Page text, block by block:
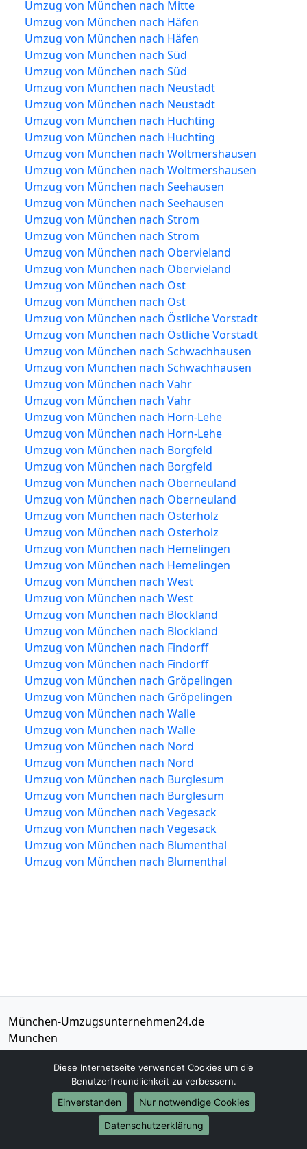
Umzug von München nach Mitte
Umzug von München nach Häfen
Umzug von München nach Häfen
Umzug von München nach Süd
Umzug von München nach Süd
Umzug von München nach Neustadt
Umzug von München nach Neustadt
Umzug von München nach Huchting
Umzug von München nach Huchting
Umzug von München nach Woltmershausen
Umzug von München nach Woltmershausen
Umzug von München nach Seehausen
Umzug von München nach Seehausen
Umzug von München nach Strom
Umzug von München nach Strom
Umzug von München nach Obervieland
Umzug von München nach Obervieland
Umzug von München nach Ost
Umzug von München nach Ost
Umzug von München nach Östliche Vorstadt
Umzug von München nach Östliche Vorstadt
Umzug von München nach Schwachhausen
Umzug von München nach Schwachhausen
Umzug von München nach Vahr
Umzug von München nach Vahr
Umzug von München nach Horn-Lehe
Umzug von München nach Horn-Lehe
Umzug von München nach Borgfeld
Umzug von München nach Borgfeld
Umzug von München nach Oberneuland
Umzug von München nach Oberneuland
Umzug von München nach Osterholz
Umzug von München nach Osterholz
Umzug von München nach Hemelingen
Umzug von München nach Hemelingen
Umzug von München nach West
Umzug von München nach West
Umzug von München nach Blockland
Umzug von München nach Blockland
Umzug von München nach Findorff
Umzug von München nach Findorff
Umzug von München nach Gröpelingen
Umzug von München nach Gröpelingen
Umzug von München nach Walle
Umzug von München nach Walle
Umzug von München nach Nord
Umzug von München nach Nord
Umzug von München nach Burglesum
Umzug von München nach Burglesum
Umzug von München nach Vegesack
Umzug von München nach Vegesack
Umzug von München nach Blumenthal
Umzug von München nach Blumenthal
München-Umzugsunternehmen24.de
München
01579-2482302
info@muenchen-umzugsunternehmen24.de
Öffnungszeiten:Mo - Sa: 08:00 - 18:30 Uhr
Diese Internetseite verwendet Cookies um die
Benutzerfreundlichkeit zu verbessern.
Einverstanden
Nur notwendige Cookies
Datenschutzerklärung